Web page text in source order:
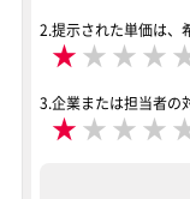
2.提示された単価は、
★ ★ ★ ★
3.企業または担当者の
★ ★ ★ ★